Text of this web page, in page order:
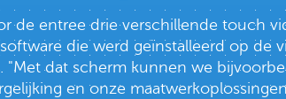
de entree drie verschillende touch
die werd geïnstalleerd op de
"Met dat scherm kunnen we
en onze